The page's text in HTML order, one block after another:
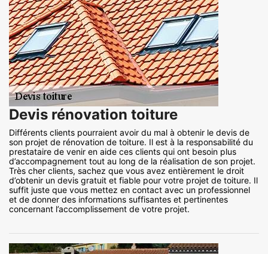
Devis rénovation toiture
Différents clients pourraient avoir du mal à obtenir le devis de
son projet de rénovation de toiture. Il est à la responsabilité du
prestataire de venir en aide ces clients qui ont besoin plus
d’accompagnement tout au long de la réalisation de son projet.
Très cher clients, sachez que vous avez entièrement le droit
d’obtenir un devis gratuit et fiable pour votre projet de toiture. Il
suffit juste que vous mettez en contact avec un professionnel
et de donner des informations suffisantes et pertinentes
concernant l’accomplissement de votre projet.